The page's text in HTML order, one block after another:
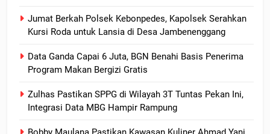
Jumat Berkah Polsek Kebonpedes, Kapolsek Serahkan
Kursi Roda untuk Lansia di Desa Jambenenggang
Data Ganda Capai 6 Juta, BGN Benahi Basis Penerima
Program Makan Bergizi Gratis
Zulhas Pastikan SPPG di Wilayah 3T Tuntas Pekan Ini,
Integrasi Data MBG Hampir Rampung